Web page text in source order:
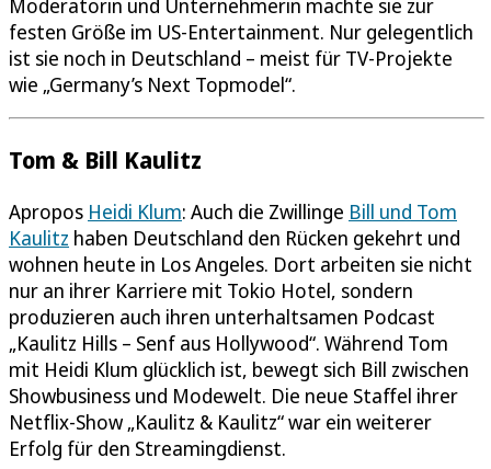
Moderatorin und Unternehmerin machte sie zur
festen Größe im US-Entertainment. Nur gelegentlich
ist sie noch in Deutschland – meist für TV-Projekte
wie „Germany’s Next Topmodel“.
Tom & Bill Kaulitz
Apropos Heidi Klum: Auch die Zwillinge Bill und Tom
Kaulitz haben Deutschland den Rücken gekehrt und
wohnen heute in Los Angeles. Dort arbeiten sie nicht
nur an ihrer Karriere mit Tokio Hotel, sondern
produzieren auch ihren unterhaltsamen Podcast
„Kaulitz Hills – Senf aus Hollywood“. Während Tom
mit Heidi Klum glücklich ist, bewegt sich Bill zwischen
Showbusiness und Modewelt. Die neue Staffel ihrer
Netflix-Show „Kaulitz & Kaulitz“ war ein weiterer
Erfolg für den Streamingdienst.